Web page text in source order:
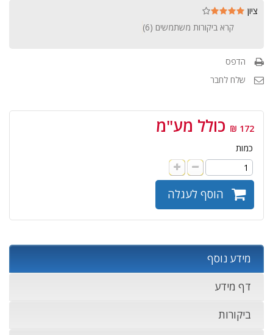
ציון
קרא ביקורות משתמשים (6
)
הדפס
שלח לחבר
172 ₪ כולל מע"מ
כמות
הוסף לעגלה
מידע נוסף
דף מידע
ביקורות